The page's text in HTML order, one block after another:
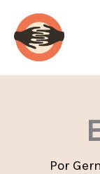
contenido
Por